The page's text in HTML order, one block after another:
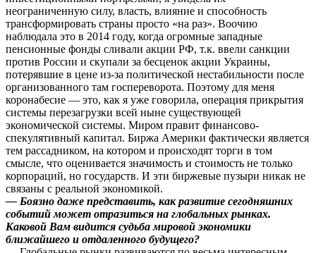
неограниченную силу, власть, влияние и способность
трансформировать страны просто «на раз». Воочию
наблюдала это в 2014 году, когда огромные западные
пенсионные фонды сливали акции РФ, т.к. ввели санкции
против России и скупали за бесценок акции Украины,
потерявшие в цене из-за политической нестабильности после
организованного там госпереворота. Поэтому для меня
коронабесие — это, как я уже говорила, операция прикрытия
системы перезагрузки всей ныне существующей
экономической системы. Миром правит финансово-
спекулятивный капитал. Биржа Америки фактически является
тем рассадником, на котором и происходят торги в том
смысле, что оценивается значимость и стоимость не только
корпораций, но государств. И эти биржевые пузыри никак не
связаны с реальной экономикой.
— Боязно даже представить, как развитие сегодняшних
событий может отразиться на глобальных рынках.
Каковой Вам видится судьба мировой экономики
ближайшего и отдаленного будущего?